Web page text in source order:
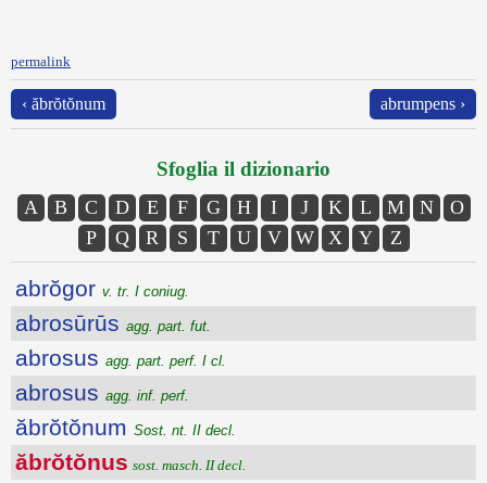
permalink
‹ ăbrŏtŏnum abrumpens ›
Sfoglia il dizionario
A B C D E F G H I J K L M N
O
P
Q R S T U V W X Y Z
abrŏgor v. tr. I coniug.
abrosūrūs agg. part. fut.
abrosus agg. part. perf. I cl.
abrosus agg. inf. perf.
ăbrŏtŏnum Sost. nt. II decl.
ăbrŏtŏnus sost. masch. II decl.